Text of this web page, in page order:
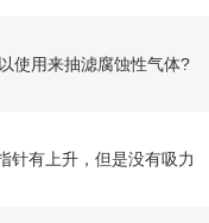
使用来抽滤腐蚀性气体?
针有上升，但是没有吸力